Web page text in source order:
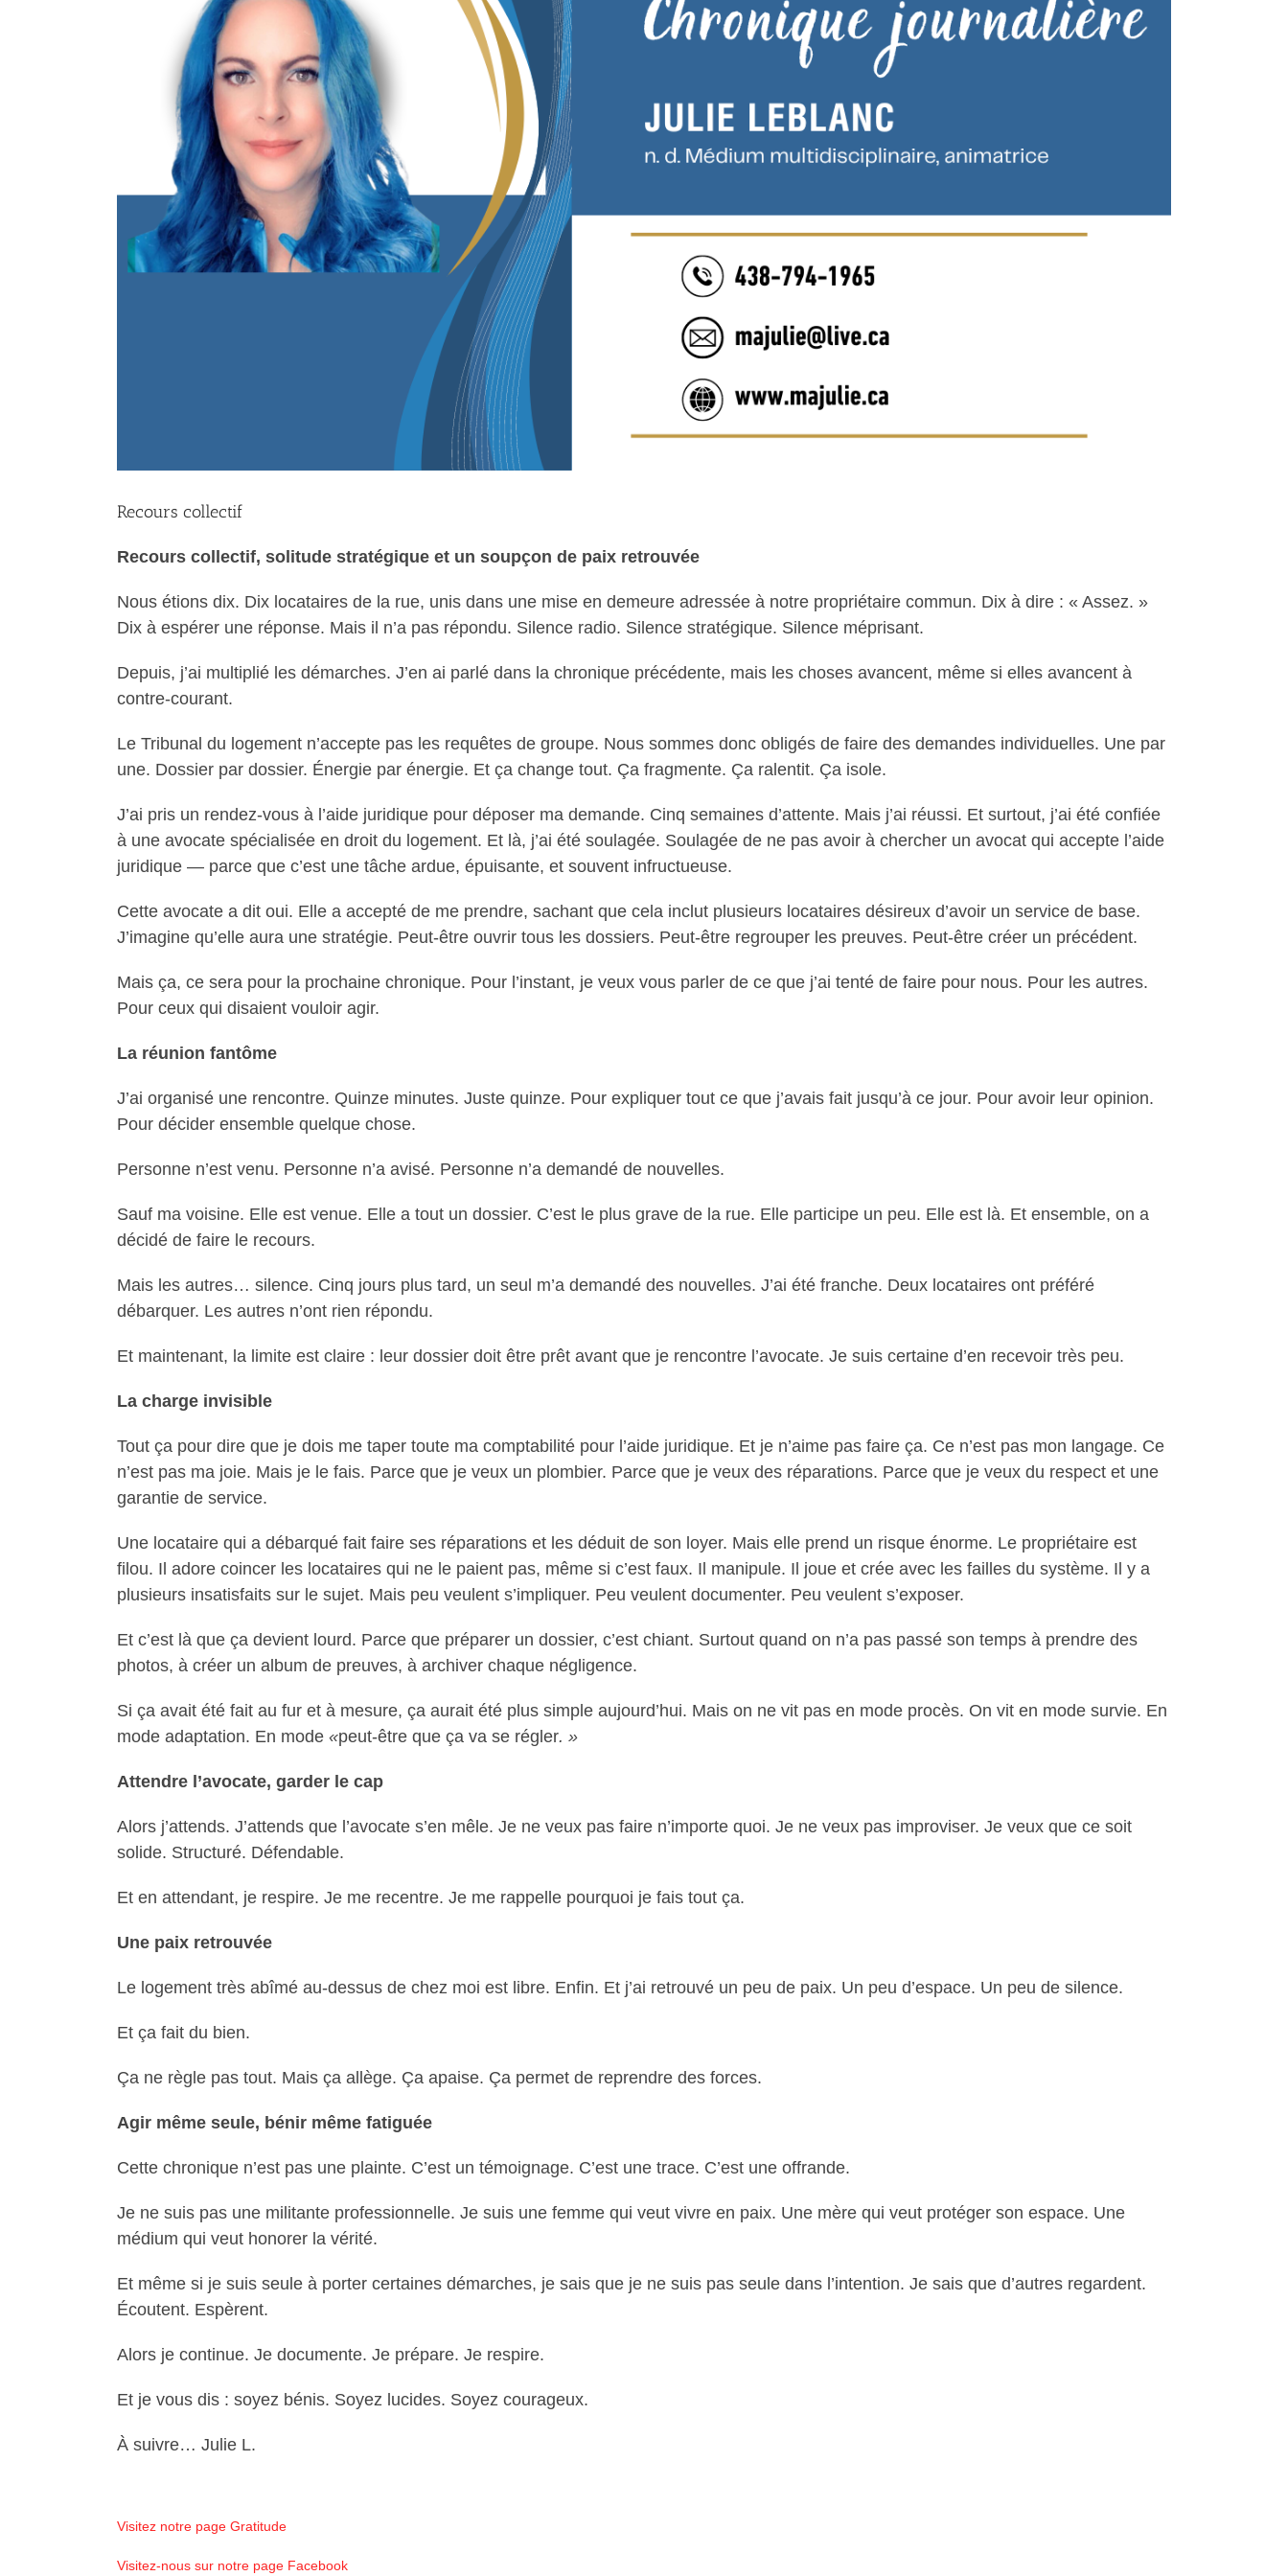
Recours collectif
Recours collectif, solitude stratégique et un soupçon de paix retrouvée
Nous étions dix. Dix locataires de la rue, unis dans une mise en demeure adressée à notre propriétaire commun. Dix à dire : « Assez. »
Dix à espérer une réponse. Mais il n’a pas répondu. Silence radio. Silence stratégique. Silence méprisant.
Depuis, j’ai multiplié les démarches. J’en ai parlé dans la chronique précédente, mais les choses avancent, même si elles avancent à
contre-courant.
Le Tribunal du logement n’accepte pas les requêtes de groupe. Nous sommes donc obligés de faire des demandes individuelles. Une par
une. Dossier par dossier. Énergie par énergie. Et ça change tout. Ça fragmente. Ça ralentit. Ça isole.
J’ai pris un rendez-vous à l’aide juridique pour déposer ma demande. Cinq semaines d’attente. Mais j’ai réussi. Et surtout, j’ai été confiée
à une avocate spécialisée en droit du logement. Et là, j’ai été soulagée. Soulagée de ne pas avoir à chercher un avocat qui accepte l’aide
juridique — parce que c’est une tâche ardue, épuisante, et souvent infructueuse.
Cette avocate a dit oui. Elle a accepté de me prendre, sachant que cela inclut plusieurs locataires désireux d’avoir un service de base.
J’imagine qu’elle aura une stratégie. Peut-être ouvrir tous les dossiers. Peut-être regrouper les preuves. Peut-être créer un précédent.
Mais ça, ce sera pour la prochaine chronique. Pour l’instant, je veux vous parler de ce que j’ai tenté de faire pour nous. Pour les autres.
Pour ceux qui disaient vouloir agir.
La réunion fantôme
J’ai organisé une rencontre. Quinze minutes. Juste quinze. Pour expliquer tout ce que j’avais fait jusqu’à ce jour. Pour avoir leur opinion.
Pour décider ensemble quelque chose.
Personne n’est venu. Personne n’a avisé. Personne n’a demandé de nouvelles.
Sauf ma voisine. Elle est venue. Elle a tout un dossier. C’est le plus grave de la rue. Elle participe un peu. Elle est là. Et ensemble, on a
décidé de faire le recours.
Mais les autres… silence. Cinq jours plus tard, un seul m’a demandé des nouvelles. J’ai été franche. Deux locataires ont préféré
débarquer. Les autres n’ont rien répondu.
Et maintenant, la limite est claire : leur dossier doit être prêt avant que je rencontre l’avocate. Je suis certaine d’en recevoir très peu.
La charge invisible
Tout ça pour dire que je dois me taper toute ma comptabilité pour l’aide juridique. Et je n’aime pas faire ça. Ce n’est pas mon langage. Ce
n’est pas ma joie. Mais je le fais. Parce que je veux un plombier. Parce que je veux des réparations. Parce que je veux du respect et une
garantie de service.
Une locataire qui a débarqué fait faire ses réparations et les déduit de son loyer. Mais elle prend un risque énorme. Le propriétaire est
filou. Il adore coincer les locataires qui ne le paient pas, même si c’est faux. Il manipule. Il joue et crée avec les failles du système. Il y a
plusieurs insatisfaits sur le sujet. Mais peu veulent s’impliquer. Peu veulent documenter. Peu veulent s’exposer.
Et c’est là que ça devient lourd. Parce que préparer un dossier, c’est chiant. Surtout quand on n’a pas passé son temps à prendre des
photos, à créer un album de preuves, à archiver chaque négligence.
Si ça avait été fait au fur et à mesure, ça aurait été plus simple aujourd’hui. Mais on ne vit pas en mode procès. On vit en mode survie. En
mode adaptation. En mode «peut-être que ça va se régler. »
Attendre l’avocate, garder le cap
Alors j’attends. J’attends que l’avocate s’en mêle. Je ne veux pas faire n’importe quoi. Je ne veux pas improviser. Je veux que ce soit
solide. Structuré. Défendable.
Et en attendant, je respire. Je me recentre. Je me rappelle pourquoi je fais tout ça.
Une paix retrouvée
Le logement très abîmé au-dessus de chez moi est libre. Enfin. Et j’ai retrouvé un peu de paix. Un peu d’espace. Un peu de silence.
Et ça fait du bien.
Ça ne règle pas tout. Mais ça allège. Ça apaise. Ça permet de reprendre des forces.
Agir même seule, bénir même fatiguée
Cette chronique n’est pas une plainte. C’est un témoignage. C’est une trace. C’est une offrande.
Je ne suis pas une militante professionnelle. Je suis une femme qui veut vivre en paix. Une mère qui veut protéger son espace. Une
médium qui veut honorer la vérité.
Et même si je suis seule à porter certaines démarches, je sais que je ne suis pas seule dans l’intention. Je sais que d’autres regardent.
Écoutent. Espèrent.
Alors je continue. Je documente. Je prépare. Je respire.
Et je vous dis : soyez bénis. Soyez lucides. Soyez courageux.
À suivre… Julie L.
Visitez notre page Gratitude
Visitez-nous sur notre page Facebook